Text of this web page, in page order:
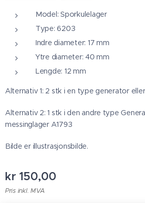
Model: Sporkulelager
Type: 6203
Indre diameter: 17 mm
Ytre diameter: 40 mm
Lengde: 12 mm
Alternativ 1: 2 stk i en type generator eller
Alternativ 2: 1 stk i den andre type
messinglager A1793
Bilde er illustrasjonsbilde.
kr 150,00
Pris inkl. MVA